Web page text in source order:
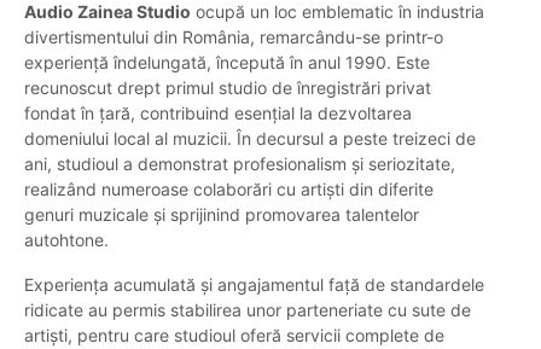
Audio Zainea Studio ocupă un loc emblematic în industria
divertismentului din România, remarcându-se printr-o
experiență îndelungată, începută în anul 1990. Este
recunoscut drept primul studio de înregistrări privat
fondat în țară, contribuind esențial la dezvoltarea
domeniului local al muzicii. În decursul a peste treizeci de
ani, studioul a demonstrat profesionalism și seriozitate,
realizând numeroase colaborări cu artiști din diferite
genuri muzicale și sprijinind promovarea talentelor
autohtone.
Experiența acumulată și angajamentul față de standardele
ridicate au permis stabilirea unor parteneriate cu sute de
artiști, pentru care studioul oferă servicii complete de